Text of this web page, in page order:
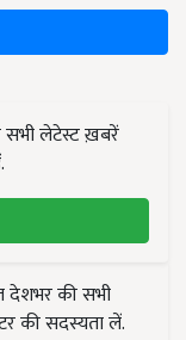
सभी लेटेस्ट ख़बरें
देशभर की सभी
की सदस्यता लें.